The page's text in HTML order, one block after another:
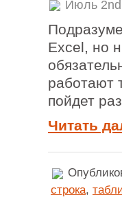
Июль
Excel, но
работают
пойдет
Читать
строка,